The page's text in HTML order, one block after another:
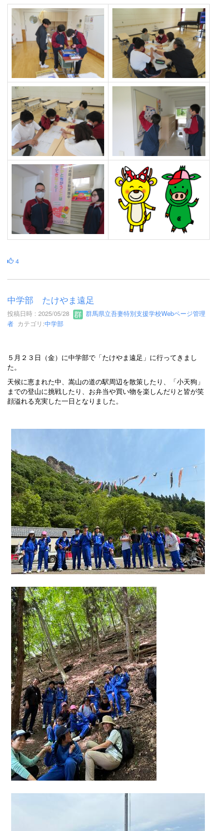
4
中学部 たけやま遠足
投稿日時 : 2025/05/28
群馬県立吾妻特別支援学校Webページ管理
者 カテゴリ:中学部
５月２３日（金）に中学部で「たけやま遠足」に行ってきまし
た。
天候に恵まれた中、嵩山の道の駅周辺を散策したり、「小天狗」
までの登山に挑戦したり、お弁当や買い物を楽しんだりと皆が笑
顔溢れる充実した一日となりました。